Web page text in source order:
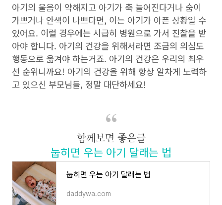
아기의 울음이 약해지고 아기가 축 늘어진다거나 숨이
가쁘거나 안색이 나쁘다면, 이는 아기가 아픈 상황일 수
있어요. 이럴 경우에는 시급히 병원으로 가서 진찰을 받
아야 합니다. 아기의 건강을 위해서라면 조금의 의심도
행동으로 옮겨야 하는거죠. 아기의 건강은 우리의 최우
선 순위니까요! 아기의 건강을 위해 항상 알차게 노력하
고 있으신 부모님들, 정말 대단하세요!
함께보면 좋은글
눕히면 우는 아기 달래는 법
눕히면 우는 아기 달래는 법
daddywa.com